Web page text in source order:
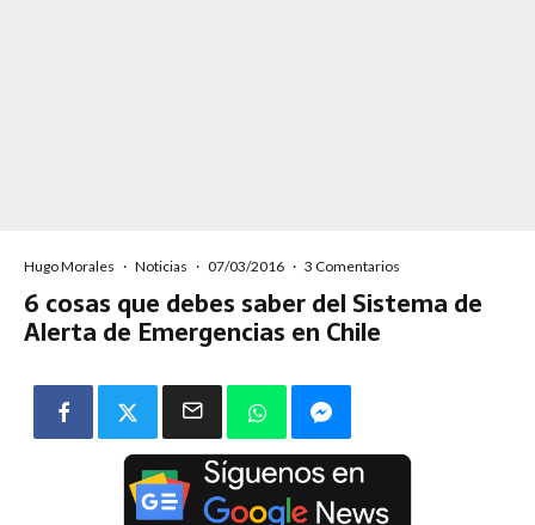
Hugo Morales · Noticias · 07/03/2016 · 3 Comentarios
6 cosas que debes saber del Sistema de
Alerta de Emergencias en Chile